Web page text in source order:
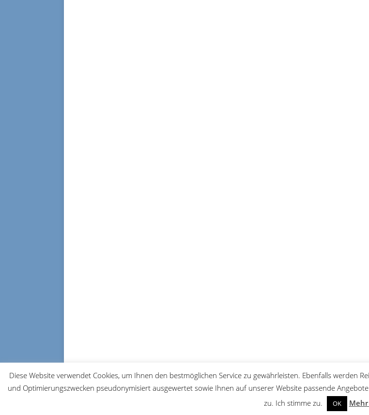
© 2026 FRM-TV
Diese Website verwendet Cookies, um Ihnen den bestmöglichen Service zu gewährleisten. Ebenfalls werden
und Optimierungszwecken pseudonymisiert ausgewertet sowie Ihnen auf unserer Website passende
zu. Ich stimme zu.
OK